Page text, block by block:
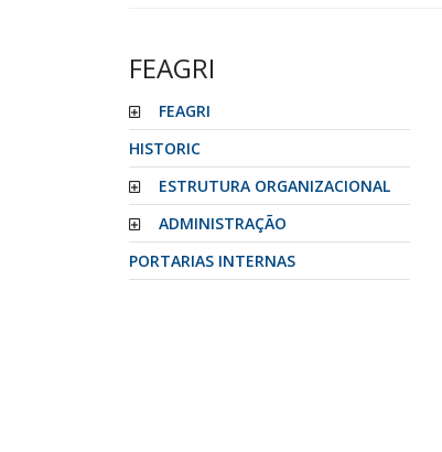
FEAGRI
FEAGRI
HISTORIC
ESTRUTURA ORGANIZACIONAL
ADMINISTRAÇÃO
PORTARIAS INTERNAS